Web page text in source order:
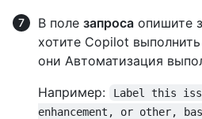
В поле запроса опишите
хотите Copilot
они Автоматизация
Например:
Label this
enhancement, or other,